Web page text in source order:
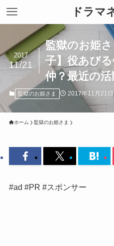
ドラマ
監獄のお姫
子】役あび
仲？最近の
2017
11/21
監獄のお姫さま 2017年11月21日
ホーム 監獄のお姫さま
#ad #PR #スポンサー